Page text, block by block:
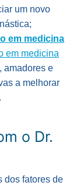
um novo
em medicina
em medicina
amadores e
a melhorar
o Dr.
dos fatores de